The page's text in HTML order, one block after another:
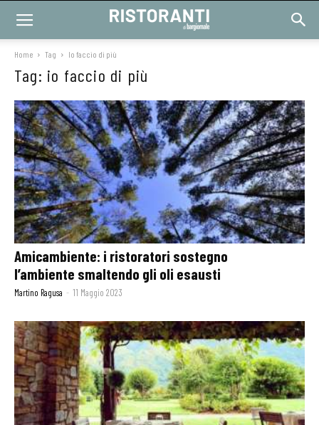
Home Tag Io faccio di più
Tag: io faccio di più
Amicambiente: i ristoratori sostegno
l’ambiente smaltendo gli oli esausti
Martino Ragusa - 11 Maggio 2023